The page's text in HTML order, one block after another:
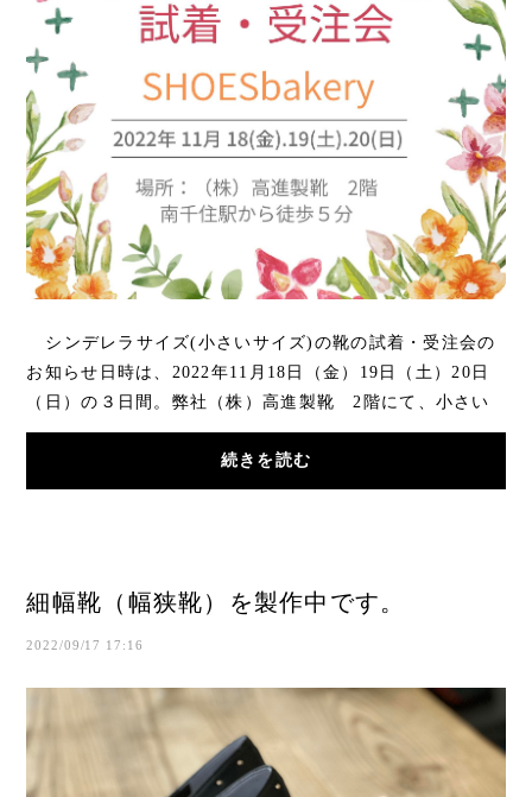
シンデレラサイズ(小さいサイズ)の靴の試着・受注会の
お知らせ日時は、2022年11月18日（金）19日（土）20日
（日）の３日間。弊社（株）高進製靴 2階にて、小さい
サイズの靴の受注会を行います。21....
続きを読む
細幅靴（幅狭靴）を製作中です。
2022/09/17 17:16